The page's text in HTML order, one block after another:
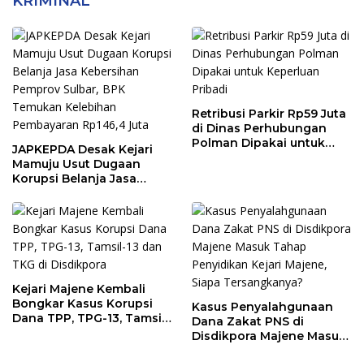
JAPKEPDA Desak Kejari
Mamuju Usut Dugaan
Korupsi Belanja Jasa
Sulbar, BPK Temukan
Kelebihan Pembayaran
Rp146,4 Juta
Retribusi Parkir Rp59 Juta
di Dinas Perhubungan
Polman Dipakai untuk
Kejari Majene Kembali
Bongkar Kasus Korupsi
Dana TPP, TPG-13, Tamsil-
Kasus Penyalahgunaan
Dana Zakat PNS di
Disdikpora Majene Masuk